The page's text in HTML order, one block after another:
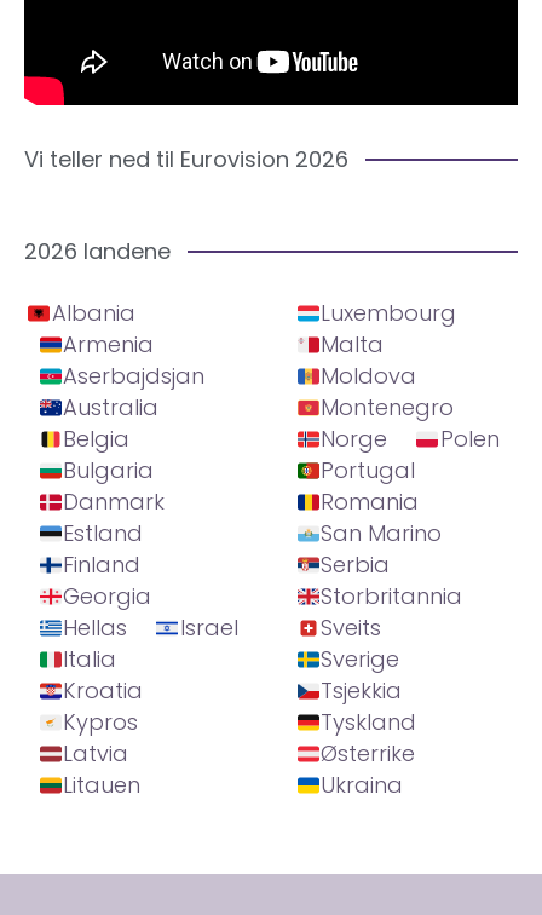
Vi teller ned til Eurovision 2026
2026 landene
Albania
Armenia
Aserbajdsjan
Australia
Belgia
Bulgaria
Danmark
Estland
Finland
Georgia
Hellas
Israel
Italia
Kroatia
Kypros
Latvia
Litauen
Luxembourg
Malta
Moldova
Montenegro
Norge
Polen
Portugal
Romania
San Marino
Serbia
Storbritannia
Sveits
Sverige
Tsjekkia
Tyskland
Østerrike
Ukraina